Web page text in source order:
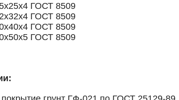
ГОСТ 8509
ГОСТ 8509
ГОСТ 8509
ГОСТ 8509